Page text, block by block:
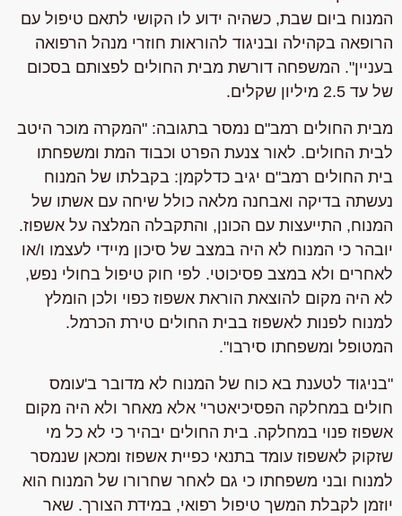
המנוח ביום שבת, כשהיה ידוע לו הקושי לתאם טיפול עם
הרופאה בקהילה ובניגוד להוראות חוזרי מנהל הרפואה
בעניין". המשפחה דורשת מבית החולים לפצותם בסכום
של עד 2.5 מיליון שקלים.
מבית החולים רמב"םנמסר בתגובה: "המקרה מוכר היטב
לבית החולים. לאור צנעת הפרט וכבוד המת ומשפחתו
בית החולים רמב"ם יגיב כדלקמן: בקבלתו של המנוח
נעשתה בדיקה ואבחנה מלאה כולל שיחה עם אשתו של
המנוח, התייעצות עם הכונן, והתקבלה המלצה על אשפוז.
יובהר כי המנוח לא היה במצב של סיכון מיידי לעצמו ו/או
לאחרים ולא במצב פסיכוטי. לפי חוק טיפול בחולי נפש,
לא היה מקום להוצאת הוראת אשפוז כפוי ולכן הומלץ
למנוח לפנות לאשפוז בבית החולים טירת הכרמל.
המטופל ומשפחתו סירבו".
"בניגוד לטענת בא כוח של המנוח לא מדובר ב'עומס
חולים במחלקה הפסיכיאטרי' אלא מאחר ולא היה מקום
אשפוז פנוי במחלקה. בית החולים יבהיר כי לא כל מי
שזקוק לאשפוז עומד בתנאי כפיית אשפוז ומכאן שנמסר
למנוח ובני משפחתו כי גם לאחר שחרורו של המנוח הוא
יוזמן לקבלת המשך טיפול רפואי, במידת הצורך. שאר